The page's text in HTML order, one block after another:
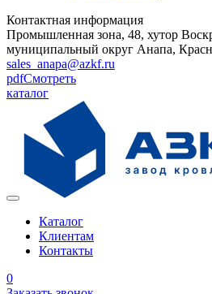
Контактная информация
Промышленная зона, 48, хутор
муниципальный округ Анапа,
sales_anapa@azkf.ru
pdfСмотреть
каталог
Каталог
Клиентам
Контакты
0